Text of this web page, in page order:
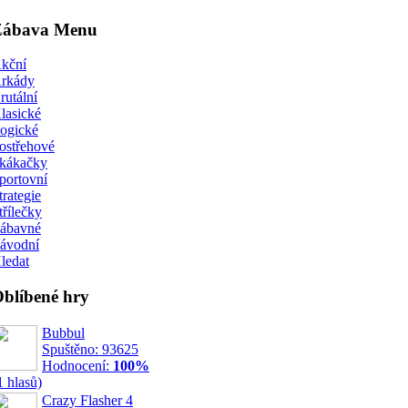
Menu
hry
Bubbul
Spuštěno: 93625
Hodnocení: 100%
hlasů)
Crazy Flasher 4